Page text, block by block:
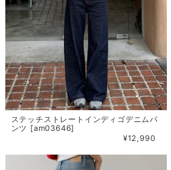
ステッチストレートインディゴデニムパ
ンツ [am03646]
¥12,990